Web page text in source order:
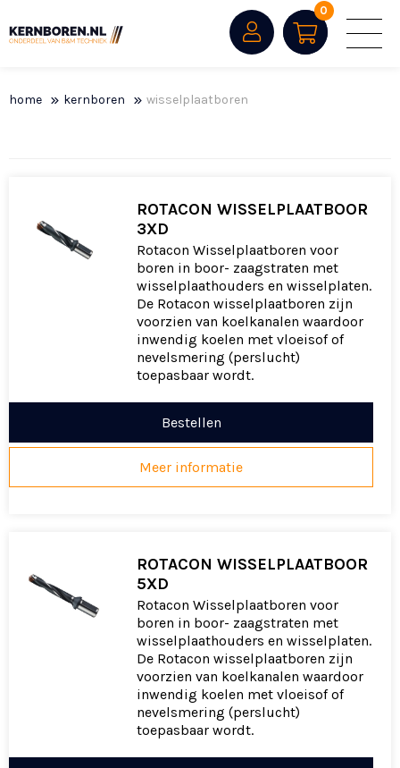
0
home kernboren wisselplaatboren
Toebehoren voor kernboren
Toebehoren voor HM gatzagen
Toebehoren voor gatzagen
ROTACON WISSELPLAATBOOR
3XD
Rotacon Wisselplaatboren voor
boren in boor- zaagstraten met
wisselplaathouders en wisselplaten.
De Rotacon wisselplaatboren zijn
voorzien van koelkanalen waardoor
inwendig koelen met vloeisof of
nevelsmering (perslucht)
toepasbaar wordt.
Bestellen
Meer informatie
ROTACON WISSELPLAATBOOR
5XD
Rotacon Wisselplaatboren voor
boren in boor- zaagstraten met
wisselplaathouders en wisselplaten.
De Rotacon wisselplaatboren zijn
voorzien van koelkanalen waardoor
inwendig koelen met vloeisof of
nevelsmering (perslucht)
toepasbaar wordt.